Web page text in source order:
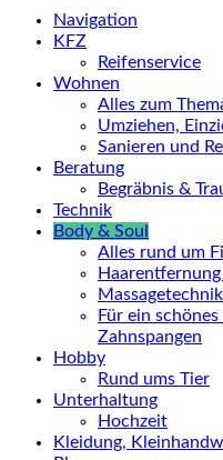
Navigation
KFZ
Reifenservice
Wohnen
Alles zum
Umziehen,
Sanieren und
Beratung
Begräbnis &
Technik
Body & Soul
Alles rund um
Für ein
Zahnspangen
Hobby
Rund ums Tier
Unterhaltung
Hochzeit
Kleidung,